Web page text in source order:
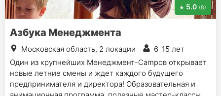
5.0 (8)
Азбука Менеджмента
Московская область, 2 локации
6-15 лет
Один из крупнейших Менеджмент-Campов открывает
новые летние смены и ждет каждого будущего
предпринимателя и директора! Образовательная и